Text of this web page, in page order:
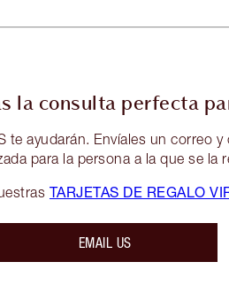
la consulta perfecta
te ayudarán. Envíales un correo
para la persona a la que se la
TARJETAS DE REGALO
EMAIL US